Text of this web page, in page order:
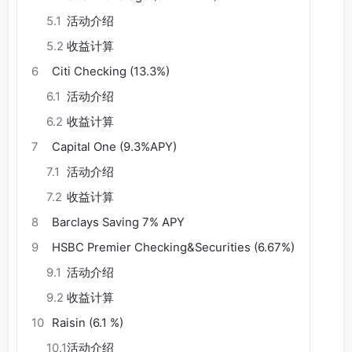
5.1 活动介绍
5.2 收益计算
6
Citi Checking (13.3%)
6.1 活动介绍
6.2 收益计算
7
Capital One (9.3%APY)
7.1
活动介绍
7.2 收益计算
8
Barclays Saving 7% APY
9
HSBC Premier Checking&Securities (6.67%)
9.1 活动介绍
9.2 收益计算
10
Raisin (6.1 %)
10.1活动介绍